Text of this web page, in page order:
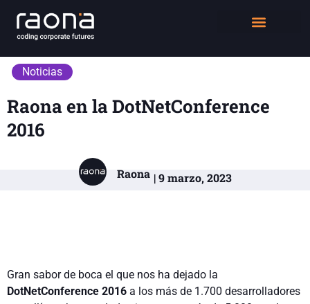
Noticias
Raona en la DotNetConference
2016
Raona | 9 marzo, 2023
Gran sabor de boca el que nos ha dejado la
DotNetConference 2016 a los más de 1.700 desarrolladores